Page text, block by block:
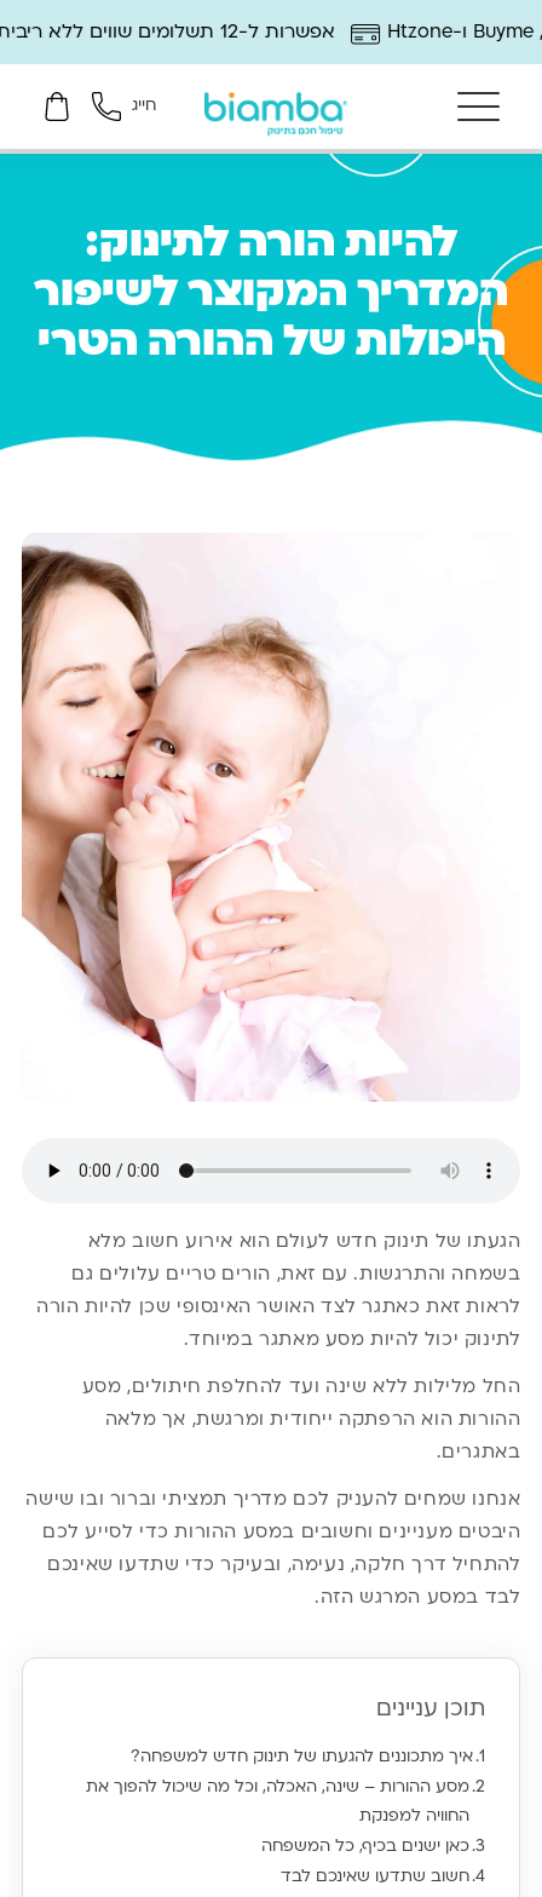
אפשרות ל-12 תשלומים שווים ללא ריבית
חייג
להיות הורה לתינוק:
המדריך המקוצר לשיפור
היכולות של ההורה הטרי
הגעתו של תינוק חדש לעולם הוא אירוע חשוב מלא
בשמחה והתרגשות. עם זאת, הורים טריים עלולים גם
לראות זאת כאתגר לצד האושר האינסופי שכן להיות הורה
לתינוק יכול להיות מסע מאתגר במיוחד.
החל מלילות ללא שינה ועד להחלפת חיתולים, מסע
ההורות הוא הרפתקה ייחודית ומרגשת, אך מלאה
באתגרים.
אנחנו שמחים להעניק לכם מדריך תמציתי וברור ובו שישה
היבטים מעניינים וחשובים במסע ההורות כדי לסייע לכם
להתחיל דרך חלקה, נעימה, ובעיקר כדי שתדעו שאינכם
לבד במסע המרגש הזה.
תוכן עניינים
איך מתכוננים להגעתו של תינוק חדש למשפחה?
מסע ההורות – שינה, האכלה, וכל מה שיכול להפוך את
החוויה למפנקת
כאן ישנים בכיף, כל המשפחה
חשוב שתדעו שאינכם לבד